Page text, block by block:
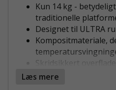
Kun 14 kg -
traditionelle
Designet til ULTRA
Kompositmateriale,
Skridsikkert overflade
vendbar for længere
Læs mere